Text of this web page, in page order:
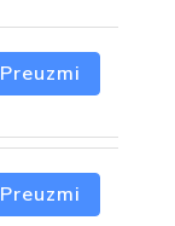
Preuzmi
Preuzmi